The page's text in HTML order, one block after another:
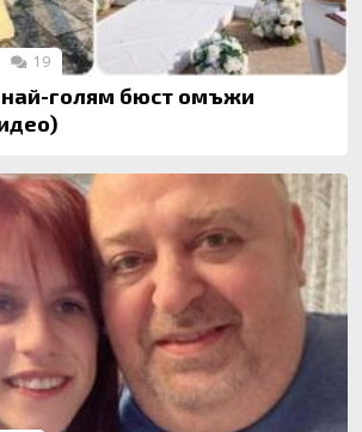
най-голям бюст омъжи
19